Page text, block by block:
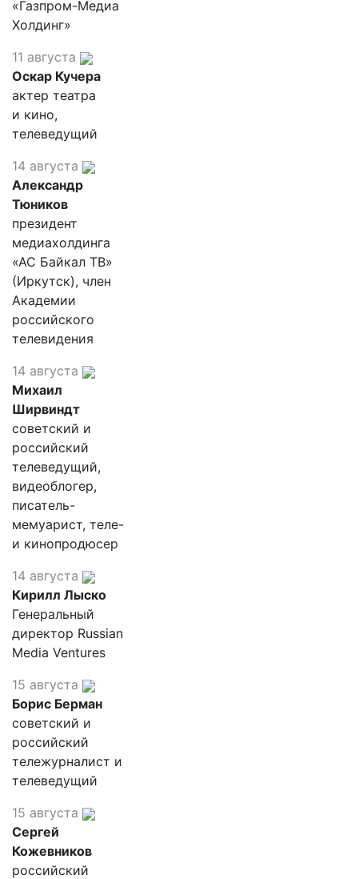
«Газпром-Медиа
Холдинг»
11 августа
Оскар Кучера
актер театра
и кино,
телеведущий
14 августа
Александр
Тюников
президент
медиахолдинга
«АС Байкал ТВ»
(Иркутск), член
Академии
российского
телевидения
14 августа
Михаил
Ширвиндт
советский и
российский
телеведущий,
видеоблогер,
писатель-
мемуарист, теле-
и кинопродюсер
14 августа
Кирилл Лыско
Генеральный
директор Russian
Media Ventures
15 августа
Борис Берман
советский и
российский
тележурналист и
телеведущий
15 августа
Сергей
Кожевников
российский